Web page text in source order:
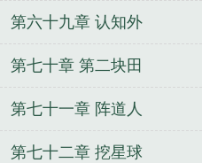
第六十九章 认知外
第七十章 第二块田
第七十一章 阵道人
第七十二章 挖星球